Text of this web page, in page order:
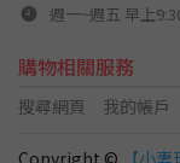
週一~週五 早上
購物相關服務
搜尋網頁 我的帳戶